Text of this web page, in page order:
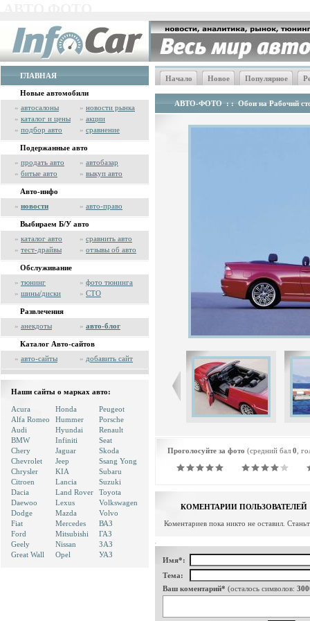
ГЛАВНАЯ
Новые автомобили
» автосалоны » новости рынка
» каталог и цены » акции
» подбор авто » сравнение
Подержанные авто
» продать авто » автобазар
» битые авто » выкуп авто
Авто-инфо
» новости » авто-право
Выбираем Б/У авто
» каталог авто » сравнить авто
» тест-драйвы » отзывы об авто
Обслуживание
» тюнинг » фото тюнинга
» шины/диски » СТО
Развлечения
» анекдоты » авто-блог
Каталог Авто-сайтов
» авто-сайты » добавить сайт
Наши сайты о марках авто:
Acura
Alfa Romeo
Audi
BMW
Chery
Chevrolet
Chrysler
Citroen
Dacia
Daewoo
Dodge
Fiat
Ford
Geely
Great Wall
Honda
Hummer
Hyundai
Infiniti
Jaguar
Jeep
KIA
Lancia
Land Rover
Lexus
Mazda
Mercedes
Mitsubishi
Nissan
Opel
Peugeot
Porsche
Renault
Seat
Skoda
Ssang Yong
Subaru
Suzuki
Toyota
Volkswagen
Volvo
ВАЗ
ГАЗ
ЗАЗ
УАЗ
Начало Новое Популярное
АВТО-ФОТО : : Обои на Рабочий
Проголосуйте за фото (средний бал 0 ,
КОМЕНТАРИИ ПОЛЬЗОВАТЕЛЕЙ
Коментариев пока никто не оставил.
Имя*:
Тема:
Ваш коментарий* (осталось символов: